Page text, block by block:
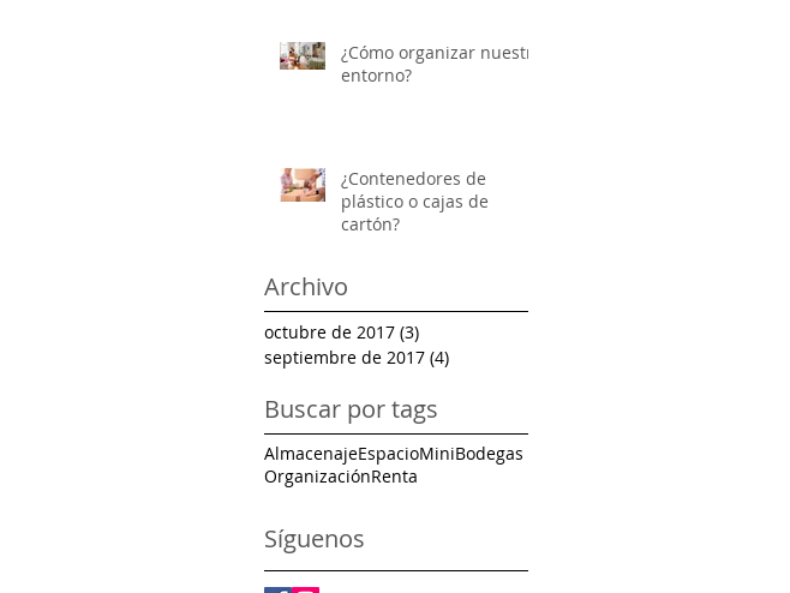
¿Cómo organizar nuestro
entorno?
¿Contenedores de
plástico o cajas de
cartón?
Archivo
octubre de 2017 (3)
septiembre de 2017 (4)
Buscar por tags
AlmacenajeEspacioMiniBodegas
OrganizaciónRenta
Síguenos